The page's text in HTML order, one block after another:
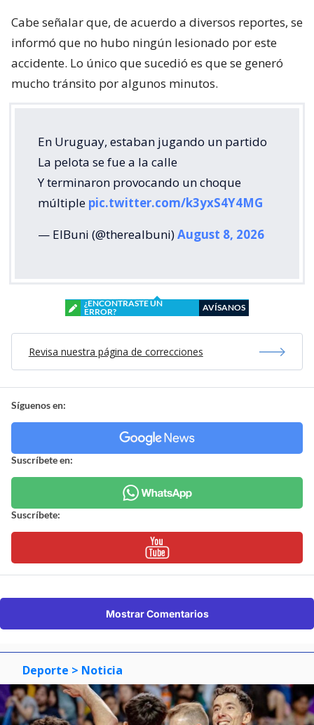
Cabe señalar que, de acuerdo a diversos reportes, se
informó que no hubo ningún lesionado por este
accidente. Lo único que sucedió es que se generó
mucho tránsito por algunos minutos.
En Uruguay, estaban jugando un partido
La pelota se fue a la calle
Y terminaron provocando un choque
múltiple pic.twitter.com/k3yxS4Y4MG
— ElBuni (@therealbuni)August 8, 2026
¿ENCONTRASTE UN
ERROR?
AVÍSANOS
Revisa nuestra página de correcciones
Síguenos en:
Suscríbete en:
Suscríbete:
Mostrar Comentarios
Deporte > Noticia